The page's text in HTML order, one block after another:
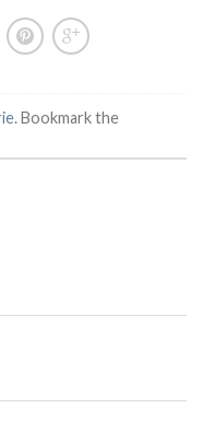
. Bookmark the